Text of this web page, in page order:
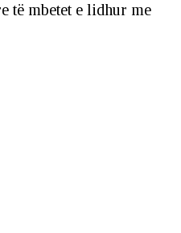
të mbetet e lidhur me